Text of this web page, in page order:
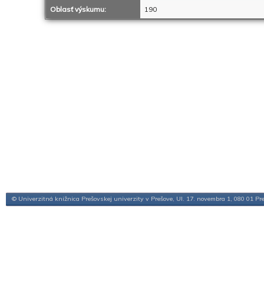
Oblasť výskumu: 190
© Univerzitná knižnica Prešovskej univerzity v Prešove, Ul. 17. novembra 1, 080 01